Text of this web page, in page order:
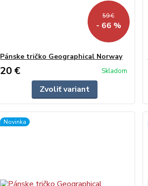
59 €
- 66 %
Pánske tričko Geographical Norway
20 € Skladom
Zvoliť variant
Novinka